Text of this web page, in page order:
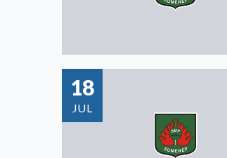
18
JUL